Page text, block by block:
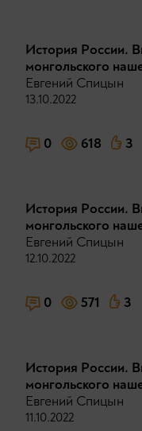
История России.
монгольского
Евгений Спицын
13.10.2022
0 618 3
История России.
монгольского
Евгений Спицын
12.10.2022
0 571 3
История России.
монгольского
Евгений Спицын
11.10.2022